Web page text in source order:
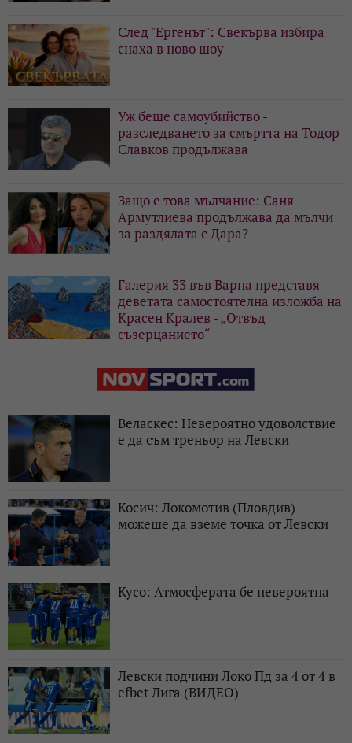
След "Ергенът": Свекърва избира
снаха в ново шоу
Уж беше самоубийство -
разследването за смъртта на Тодор
Славков продължава
Защо е това мълчание: Саня
Армутлиева продължава да мълчи
за раздялата с Дара?
Галерия 33 във Варна представя
деветата самостоятелна изложба на
Красен Кралев - „Отвъд
съзерцанието“
Веласкес: Невероятно удоволствие
е да съм треньор на Левски
Косич: Локомотив (Пловдив)
можеше да вземе точка от Левски
Кусо: Атмосферата бе невероятна
Левски подчини Локо Пд за 4 от 4 в
efbet Лига (ВИДЕО)